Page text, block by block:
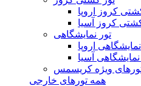
کروز اروپا
کروز آسیا
تور نمایشگاهی
اروپا
نمایشگاهی آسیا
ویژه کریسمس
همه تورهای خارجی